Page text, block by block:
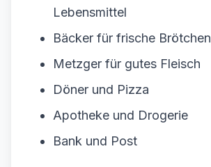
Lebensmittel
Bäcker für frische Brötchen
Metzger für gutes Fleisch
Döner und Pizza
Apotheke und Drogerie
Bank und Post